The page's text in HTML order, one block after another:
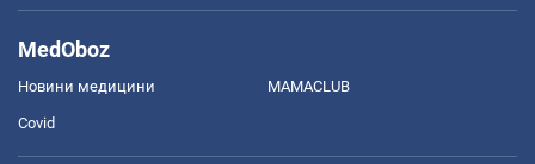
MedOboz
Новини медицини MAMACLUB
Covid